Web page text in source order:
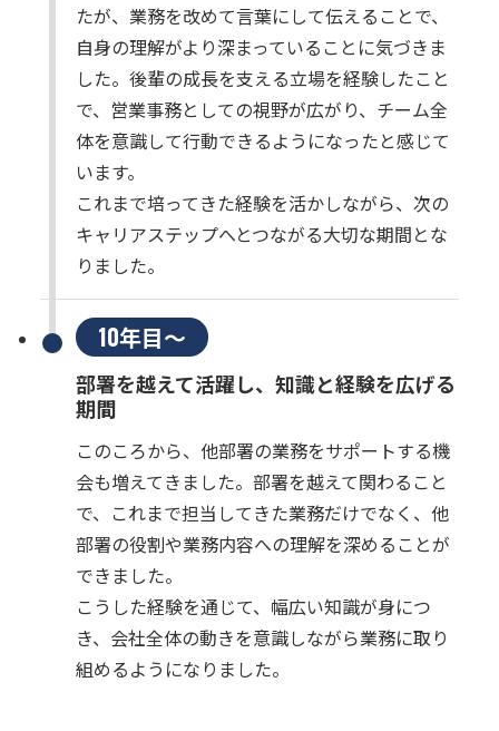
たが、業務を改めて言葉にして伝えることで、
自身の理解がより深まっていることに気づきま
した。後輩の成長を支える立場を経験したこと
で、営業事務としての視野が広がり、チーム全
体を意識して行動できるようになったと感じて
います。
これまで培ってきた経験を活かしながら、次の
キャリアステップへとつながる大切な期間とな
りました。
10年目～
部署を越えて活躍し、知識と経験を広げる
期間
このころから、他部署の業務をサポートする機
会も増えてきました。部署を越えて関わること
で、これまで担当してきた業務だけでなく、他
部署の役割や業務内容への理解を深めることが
できました。
こうした経験を通じて、幅広い知識が身につ
き、会社全体の動きを意識しながら業務に取り
組めるようになりました。